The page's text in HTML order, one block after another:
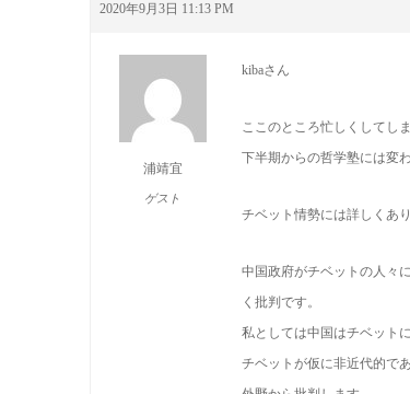
2020年9月3日 11:13 PM
浦靖宜
ゲスト
kibaさん
ここのところ忙しくしてし
下半期からの哲学塾には変
チベット情勢には詳しくあ
中国政府がチベットの人々
く批判です。
私としては中国はチベット
チベットが仮に非近代的で